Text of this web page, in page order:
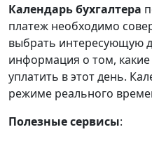
Календарьбухгалтера
платеж необходимо
выбрать интересующую
информация о том,
уплатить в этот день.
режиме реального
Полезные сервисы: